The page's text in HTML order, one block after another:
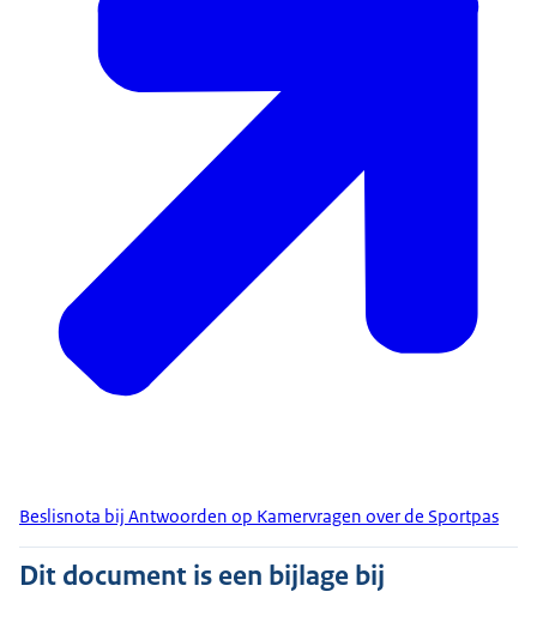
Beslisnota bij Antwoorden op Kamervragen over de Sportpas
Dit document is een bijlage bij